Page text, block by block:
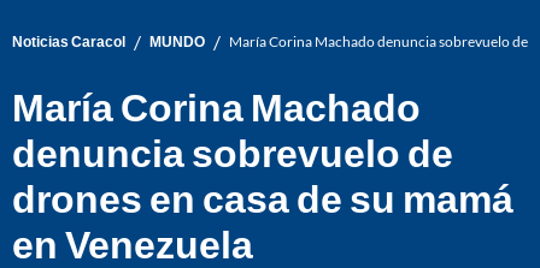
Noticias Caracol / MUNDO / María Corina Machado denuncia sobrevuelo de
María Corina Machado
denuncia sobrevuelo de
drones en casa de su mamá
en Venezuela